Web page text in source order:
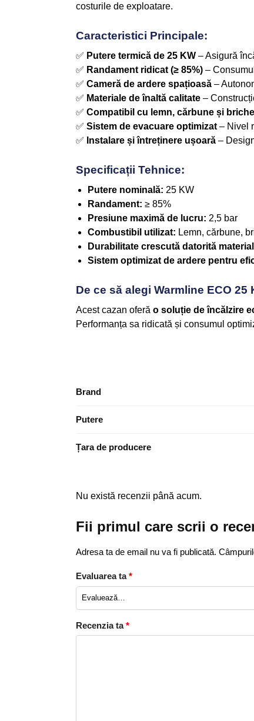
costurile de exploatare.
Caracteristici Principale:
✅ Putere termică de 25 KW– Asigură
✅ Randament ridicat (≥ 85%)–
✅ Cameră de ardere spațioasă–
✅ Materiale de înaltă calitate–
✅ Compatibil cu lemn, cărbune și
✅ Sistem de evacuare optimizat– Nivel
✅ Instalare și întreținere ușoară–
Specificații Tehnice:
Putere nominală: 25 KW
Randament: ≥ 85%
Presiune maximă de lucru: 2,5 bar
Combustibil utilizat: Lemn, cărbune,
Durabilitate crescută datorită
Sistem optimizat de ardere pentru
De ce să alegi Warmline ECO 25
Acest cazan oferă o soluție de încălzire
Performanța sa ridicată și consumul
Brand
Putere
Țara de producere
Nu există recenzii până acum.
Fii primul care scrii o
Adresa ta de email nu va fi publicată.
Evaluarea ta*
Recenzia ta*